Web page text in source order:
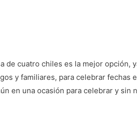
cuatro chiles es la mejor opción,
y familiares, para celebrar fechas
en una ocasión para celebrar y sin